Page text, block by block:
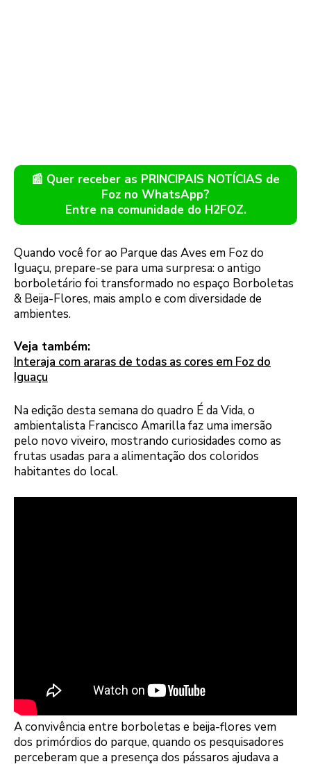
📰 Quer receber as PRINCIPAIS NOTÍCIAS de
Foz no WhatsApp?
Entre na comunidade do H2FOZ.
Quando você for ao Parque das Aves em Foz do
Iguaçu, prepare-se para uma surpresa: o antigo
borboletário foi transformado no espaço Borboletas
& Beija-Flores, mais amplo e com diversidade de
ambientes.
Veja também:
Interaja com araras de todas as cores em Foz do
Iguaçu
Na edição desta semana do quadro É da Vida, o
ambientalista Francisco Amarilla faz uma imersão
pelo novo viveiro, mostrando curiosidades como as
frutas usadas para a alimentação dos coloridos
habitantes do local.
A convivência entre borboletas e beija-flores vem
dos primórdios do parque, quando os pesquisadores
perceberam que a presença dos pássaros ajudava a